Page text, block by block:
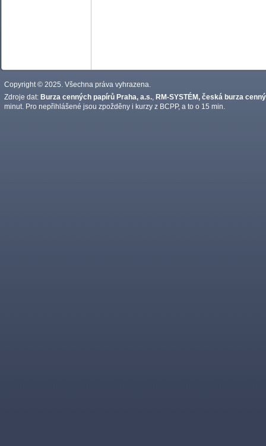
Copyright © 2025. Všechna práva vyhrazena.
Zdroje dat: Burza cenných papírů Praha, a.s. RM-SYSTÉM, česká burza
minut. Pro nepřihlášené jsou zpožděny i kurzy z BCPP, a to o 15 min.